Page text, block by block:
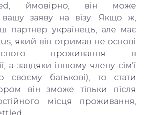
ймовірно, він може
вашу заяву на візу. Якщо ж,
партнер українець, але має
який він отримав не основі
проживання в
а завдяки іншому члену сім'ї
своєму батькові), то стати
він зможе тільки після
місця проживання,